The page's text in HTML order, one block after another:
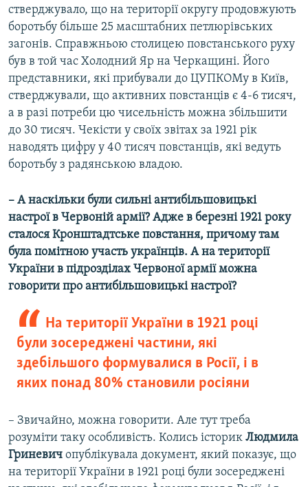
стверджувало, що на території округу продовжують
боротьбу більше 25 масштабних петлюрівських
загонів. Справжньою столицею повстанського руху
був в той час Холодний Яр на Черкащині. Його
представники, які прибували до ЦУПКОМу в Київ,
стверджували, що активних повстанців є 4-6 тисяч,
а в разі потреби цю чисельність можна збільшити
до 30 тисяч. Чекісти у своїх звітах за 1921 рік
наводять цифру у 40 тисяч повстанців, які ведуть
боротьбу з радянською владою.
– А наскільки були сильні антибільшовицькі
настрої в Червоній армії? Адже в березні 1921 року
сталося Кронштадтське повстання, причому там
була помітною участь українців. А на території
України в підрозділах Червоної армії можна
говорити про антибільшовицькі настрої?
На території України в 1921 році
були зосереджені частини, які
здебільшого формувалися в Росії, і в
яких понад 80% становили росіяни
– Звичайно, можна говорити. Але тут треба
розуміти таку особливість. Колись історик Людмила
Гриневич опублікувала документ, який показує, що
на території України в 1921 році були зосереджені